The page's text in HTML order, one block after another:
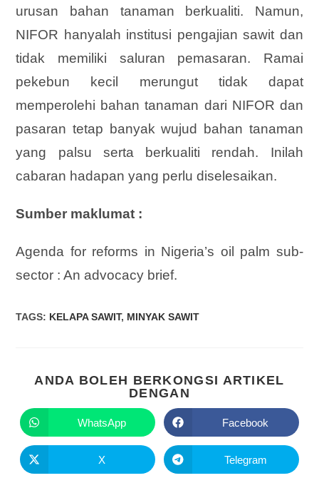
urusan bahan tanaman berkualiti. Namun,
NIFOR hanyalah institusi pengajian sawit dan
tidak memiliki saluran pemasaran. Ramai
pekebun kecil merungut tidak dapat
memperolehi bahan tanaman dari NIFOR dan
pasaran tetap banyak wujud bahan tanaman
yang palsu serta berkualiti rendah. Inilah
cabaran hadapan yang perlu diselesaikan.
Sumber maklumat :
Agenda for reforms in Nigeria’s oil palm sub-
sector : An advocacy brief.
TAGS: KELAPA SAWIT, MINYAK SAWIT
ANDA BOLEH BERKONGSI ARTIKEL
DENGAN
WhatsApp Facebook
X Telegram